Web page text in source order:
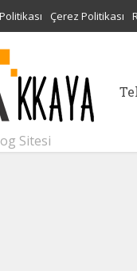
Çerez Politikası
Sitesi